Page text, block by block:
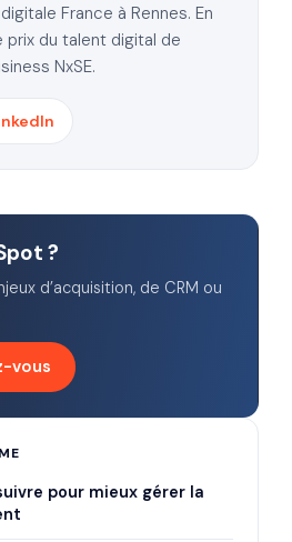
France à Rennes. En
prix du talent digital de
NxSE.
?
d’acquisition, de CRM ou
vous
pour mieux gérer la